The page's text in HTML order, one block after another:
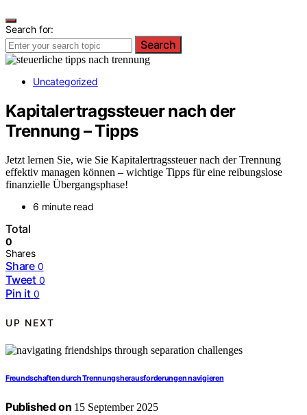
Search for:
Search
Uncategorized
Kapitalertragssteuer nach der
Trennung – Tipps
Jetzt lernen Sie, wie Sie Kapitalertragssteuer nach der Trennung
effektiv managen können – wichtige Tipps für eine reibungslose
finanzielle Übergangsphase!
6 minute read
Total
0
Shares
Share 0
Tweet 0
Pin it 0
UP NEXT
Freundschaften durch Trennungsherausforderungen navigieren
Published on 15 September 2025